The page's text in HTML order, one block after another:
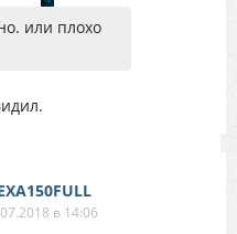
или плохо
в 14:06